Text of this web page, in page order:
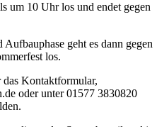
um 10 Uhr los und endet gegen
geht es dann gegen
los.
das Kontaktformular,
oder unter 01577 3830820